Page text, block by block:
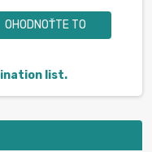
OHODNOŤTE TO
list.